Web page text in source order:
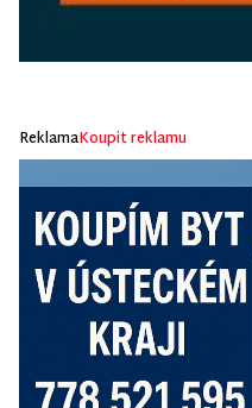
ReklamaKoupit reklamu